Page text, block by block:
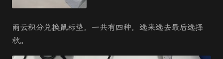
雨云积分兑换鼠标垫，一共有四种，选来选去最后选择
秋。